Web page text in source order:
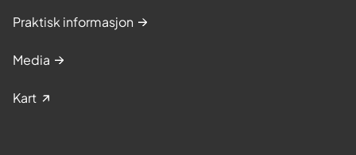
Praktisk informasjon
Media
Kart